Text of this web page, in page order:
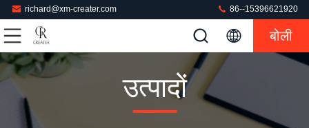
richard@xm-creater.com 86--15396621920
बोली
उत्पादों